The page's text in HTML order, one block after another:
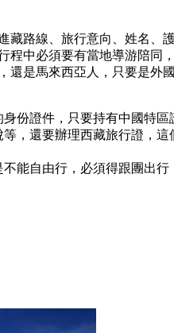
藏路線、旅行意向、姓名
中必須要有當地導游陪同
是馬來西亞人，只要是外
份證件，只要持有中國特
，還要辦理西藏旅行證，
能自由行，必須得跟團出行